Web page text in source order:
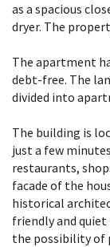
Kонтакты
as a spacious
dryer. The
The apartment
debt-free. The
divided into
The building is
just a few
restaurants,
facade of the
historical
friendly and quiet
the possibility of